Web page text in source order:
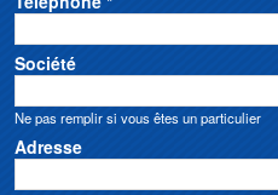
Société
Ne pas remplir si vous êtes un particulier
Adresse